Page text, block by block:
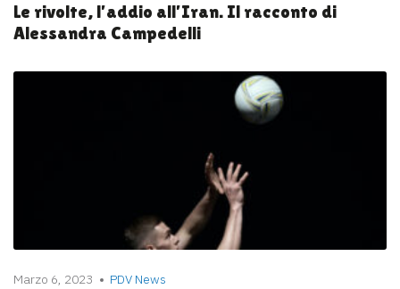
Le rivolte, l’addio all’Iran. Il racconto di
Alessandra Campedelli
Marzo 6, 2023 PDV News